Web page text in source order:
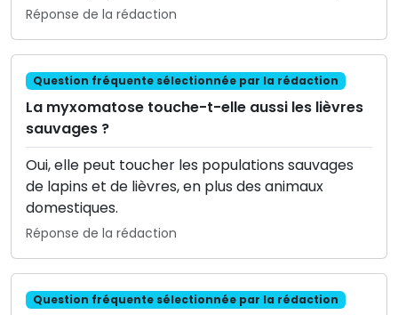
Réponse de la rédaction
Question fréquente sélectionnée par la rédaction
La myxomatose touche-t-elle aussi les lièvres
sauvages ?
Oui, elle peut toucher les populations sauvages
de lapins et de lièvres, en plus des animaux
domestiques.
Réponse de la rédaction
Question fréquente sélectionnée par la rédaction